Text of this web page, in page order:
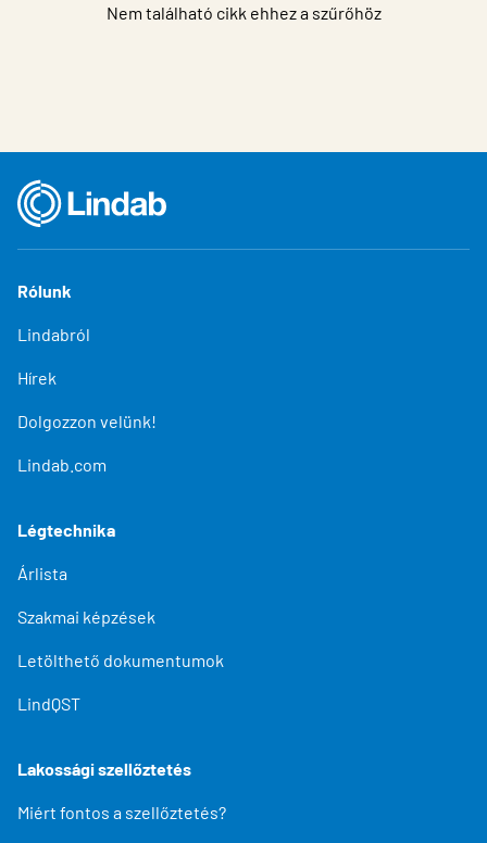
Nem található cikk ehhez a szűrőhöz
Rólunk
Lindabról
Hírek
Dolgozzon velünk!
Lindab.com
Légtechnika
Árlista
Szakmai képzések
Letölthető dokumentumok
LindQST
Lakossági szellőztetés
Miért fontos a szellőztetés?